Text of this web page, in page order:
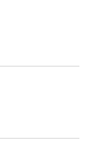
або